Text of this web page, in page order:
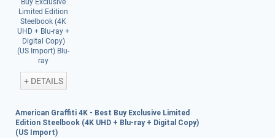
+ DETAILS
American Graffiti 4K - Best Buy Exclusive Limited
Edition Steelbook (4K UHD + Blu-ray + Digital Copy)
(US Import)